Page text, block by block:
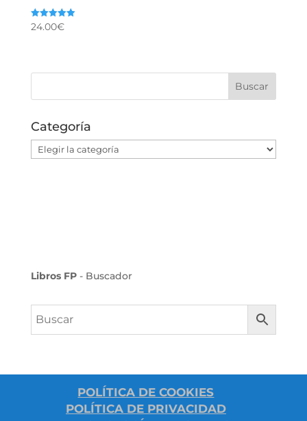
Valorado
con
24.00€
Categoría
Categoría
Libros FP- Buscador
POLÍTICA DE COOKIES
POLÍTICA DE PRIVACIDAD